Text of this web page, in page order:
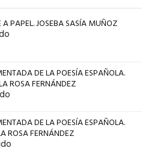
A PAPEL. JOSEBA SASÍA MUÑOZ
DE LA POESÍA ESPAÑOLA.
ROSA FERNÁNDEZ
DE LA POESÍA ESPAÑOLA.
ROSA FERNÁNDEZ